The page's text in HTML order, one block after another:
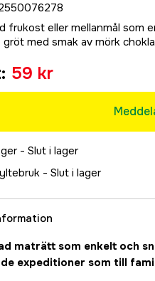
frukost eller mellanmål som
gröt med smak av mörk
: 59 kr
- Slut i lager
- Slut i lager
maträtt som enkelt och
expeditioner som till